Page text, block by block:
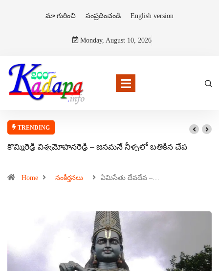
మా గురించి సంప్రదించండి English version
Monday, August 10, 2026
TRENDING
కొమ్మిరెడ్డి విశ్వమోహనరెడ్డి – జనమనే నీళ్ళలో బతికిన చేప
Home సంకీర్తనలు ఏమిసేతు దేవదేవ –…